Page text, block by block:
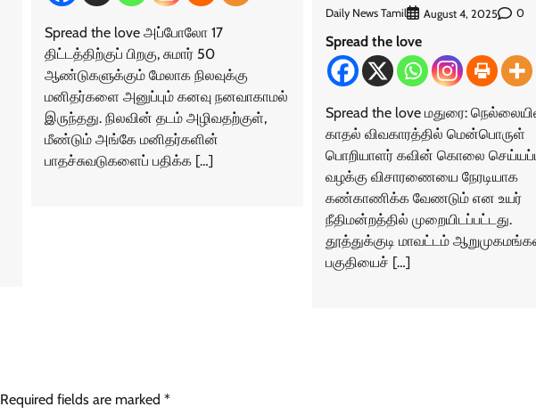
Spread the love அப்போலோ 17
திட்டத்திற்குப் பிறகு, சுமார் 50
ஆண்டுகளுக்கும் மேலாக நிலவுக்கு
மனிதர்களை அனுப்பும் கனவு நனவாகாமல்
இருந்தது. நிலவின் தடம் அழிவதற்குள்,
மீண்டும் அங்கே மனிதர்களின்
பாதச்சுவடுகளைப் பதிக்க […]
Daily News Tamil August 4, 2025 0
Spread the love
Spread the love மதுரை:
காதல் விவகாரத்தில் மென்பொருள்
பொறியாளர் கவின் கொலை
வழக்கு விசாரணையை நேரடியாக
கண்காணிக்க வேணடும் என உயர்
நீதிமன்றத்தில் முறையிடப்பட்டது.
தூத்துக்குடி மாவட்டம்
பகுதியைச் […]
Required fields are marked *